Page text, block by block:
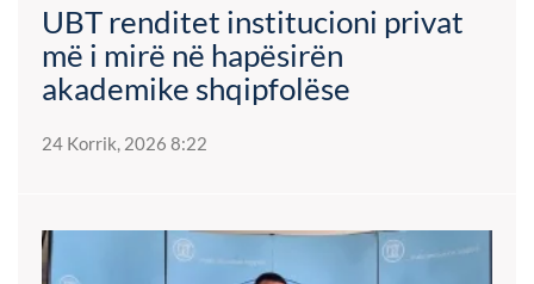
UBT renditet institucioni privat
më i mirë në hapësirën
akademike shqipfolëse
24 Korrik, 2026 8:22